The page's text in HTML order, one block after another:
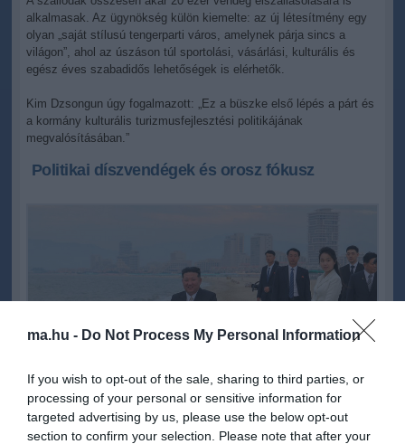
ma.hu - Do Not Process My Personal Information
If you wish to opt-out of the sale, sharing to third parties, or
processing of your personal or sensitive information for
targeted advertising by us, please use the below opt-out
section to confirm your selection. Please note that after your
alkalmasak. Az ügynökség külön kiemelte: az új létesítmény egy
olyan „saját stílusú tengerparti város, amelynek párja sincs a
világon”, ahol az úszáson túl sportolási, vásárlási, kulturális és
egész éves szabadidős lehetőségek is elérhetők.
Kim Dzsongun úgy fogalmazott: „Ez a büszke első lépés a párt és
a kormány kulturális turizmusfejlesztési politikájának
megvalósításában.”
Politikai díszvendégek és orosz fókusz